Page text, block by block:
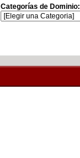
Categorías de Dominio: